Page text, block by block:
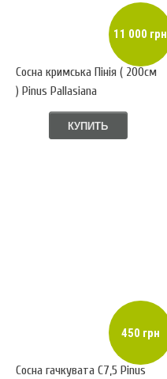
11 000 грн
Сосна кримська Пінія ( 200см
) Pinus Pallasiana
КУПИТЬ
450 грн
Сосна гачкувата С7,5 Pinus